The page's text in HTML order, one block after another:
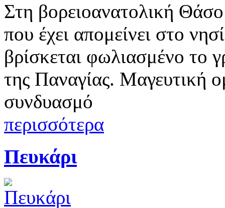
Στη βορειοανατολική
που έχει απομείνει στο
βρίσκεται φωλιασμένο το
της Παναγίας. Μαγευτική
συνδυασμό
περισσότερα
Πευκάρι